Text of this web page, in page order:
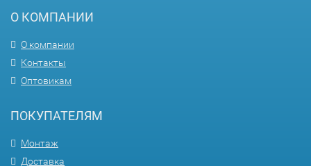
О КОМПАНИИ
О компании
Контакты
Оптовикам
ПОКУПАТЕЛЯМ
Монтаж
Доставка